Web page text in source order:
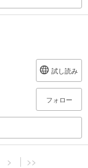
試し読み
フォロー
> >>